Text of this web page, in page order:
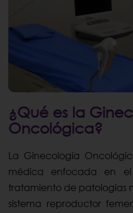
¿Qué es la
Oncológica?
La Ginecología
médica enfocada en
tratamiento de patologías
sistema reproductor